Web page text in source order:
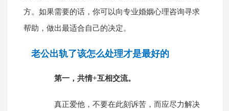
方。如果需要的话，你可以向专业婚姻心理咨询寻求
帮助，做出最适合自己的决定。
老公出轨了该怎么处理才是最好的
第一，共情+互相交流。
真正爱他，不要在此刻诉苦，而应尽力解决